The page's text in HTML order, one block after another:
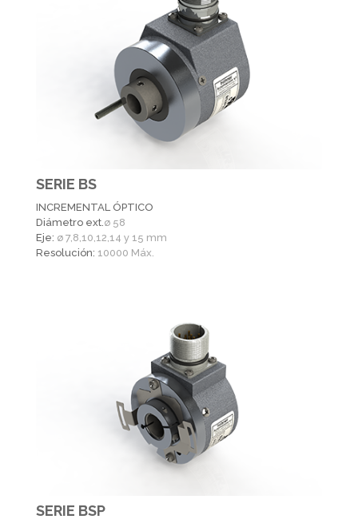
SERIE BS
INCREMENTAL ÓPTICO
Diámetro ext. ø 58
Eje: ø 7,8,10,12,14 y 15 mm
Resolución: 10000 Máx.
SERIE BSP